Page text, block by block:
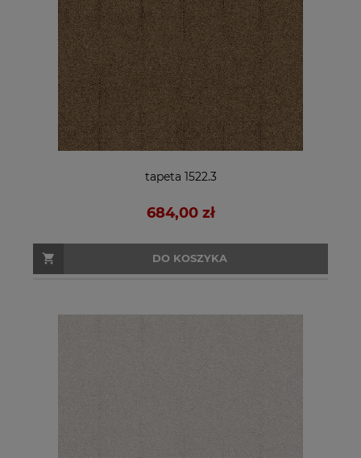
tapeta 1522.3
684,00 zł
DO KOSZYKA